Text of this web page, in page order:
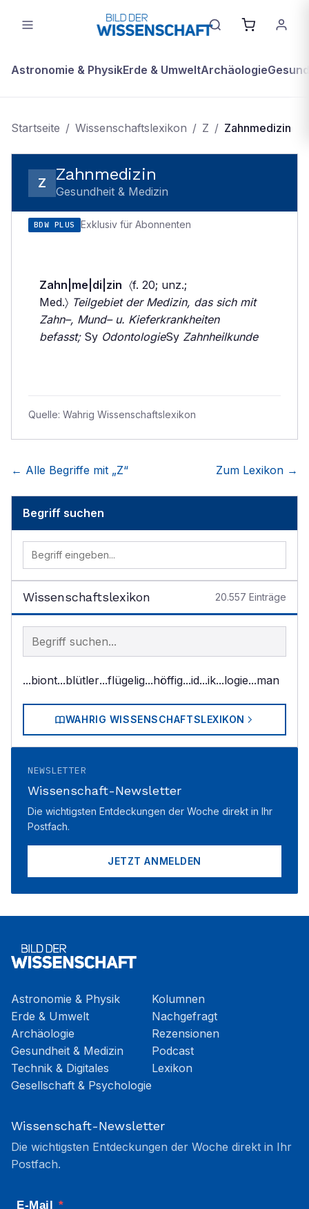
Astronomie & PhysikErde & UmweltArchäologie
Startseite / Wissenschaftslexikon / Z / Zahnmedizin
Z Zahnmedizin
Gesundheit & Medizin
BDW PLUS Exklusiv für Abonnenten
Zahn|me|di|zin 〈f. 20; unz.;
Med.〉 Teilgebiet der Medizin, das sich mit
Zahn–, Mund– u. Kieferkrankheiten
befasst;Sy OdontologieSy Zahnheilkunde
Quelle: Wahrig Wissenschaftslexikon
← Alle Begriffe mit „Z“ Zum Lexikon →
Begriff suchen
Wissenschaftslexikon 20.557 Einträge
Begriff im Lexikon suchen
...biont...blütler...flügelig...höffig...id...ik...logie...man
WAHRIG WISSENSCHAFTSLEXIKON
NEWSLETTER
Wissenschaft-Newsletter
Die wichtigsten Entdeckungen der Woche direkt in Ihr
Postfach.
JETZT ANMELDEN
Astronomie & Physik
Erde & Umwelt
Archäologie
Gesundheit & Medizin
Technik & Digitales
Gesellschaft & Psychologie
Kolumnen
Nachgefragt
Rezensionen
Podcast
Lexikon
Wissenschaft-Newsletter
Die wichtigsten Entdeckungen der Woche direkt in Ihr
Postfach.